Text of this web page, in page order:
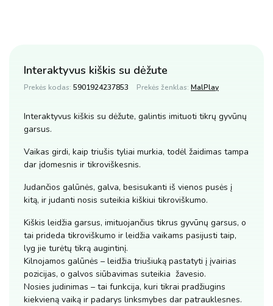
Interaktyvus kiškis su dėžute
Prekės kodas: 5901924237853 Prekės ženklas: MalPlay
Interaktyvus kiškis su dėžute, galintis imituoti tikrų gyvūnų
garsus.
Vaikas girdi, kaip triušis tyliai murkia, todėl žaidimas tampa
dar įdomesnis ir tikroviškesnis.
Judančios galūnės, galva, besisukanti iš vienos pusės į
kitą, ir judanti nosis suteikia kiškiui tikroviškumo.
Kiškis leidžia garsus, imituojančius tikrus gyvūnų garsus, o
tai prideda tikroviškumo ir leidžia vaikams pasijusti taip,
lyg jie turėtų tikrą augintinį.
Kilnojamos galūnės – leidžia triušiuką pastatyti į įvairias
pozicijas, o galvos siūbavimas suteikia žavesio.
Nosies judinimas – tai funkcija, kuri tikrai pradžiugins
kiekvieną vaiką ir padarys linksmybes dar patrauklesnes.